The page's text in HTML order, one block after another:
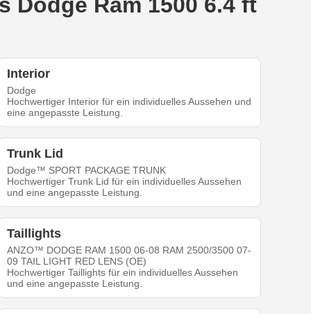
Dodge Ram 1500 6.4 ft
Interior
Dodge
Hochwertiger Interior für ein individuelles Aussehen und
eine angepasste Leistung.
Trunk Lid
Dodge™ SPORT PACKAGE TRUNK
Hochwertiger Trunk Lid für ein individuelles Aussehen
und eine angepasste Leistung.
Taillights
ANZO™ DODGE RAM 1500 06-08 RAM 2500/3500 07-
09 TAIL LIGHT RED LENS (OE)
Hochwertiger Taillights für ein individuelles Aussehen
und eine angepasste Leistung.